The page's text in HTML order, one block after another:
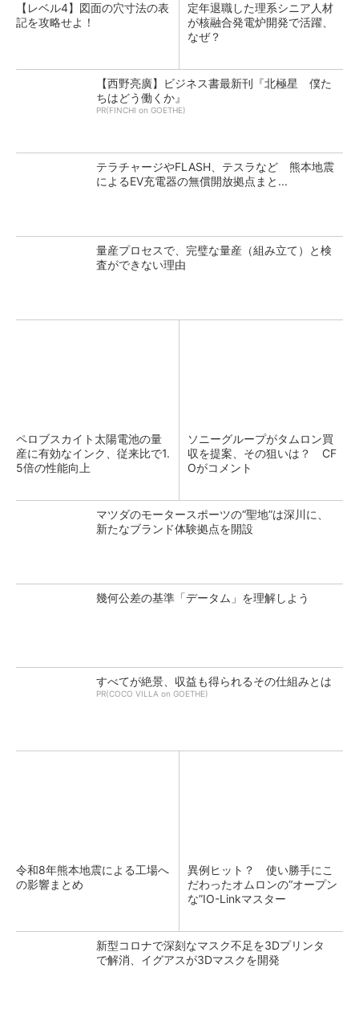
【レベル4】図面の穴寸法の表
記を攻略せよ！
定年退職した理系シニア人材
が核融合発電炉開発で活躍、
なぜ？
【西野亮廣】ビジネス書最新刊『北極星 僕た
ちはどう働くか』
PR(FINCHI on GOETHE)
テラチャージやFLASH、テスラなど 熊本地震
によるEV充電器の無償開放拠点まと...
量産プロセスで、完璧な量産（組み立て）と検
査ができない理由
ペロブスカイト太陽電池の量
産に有効なインク、従来比で1.
5倍の性能向上
ソニーグループがタムロン買
収を提案、その狙いは？ CF
Oがコメント
マツダのモータースポーツの“聖地”は深川に、
新たなブランド体験拠点を開設
幾何公差の基準「データム」を理解しよう
すべてが絶景、収益も得られるその仕組みとは
PR(COCO VILLA on GOETHE)
令和8年熊本地震による工場へ
の影響まとめ
異例ヒット？ 使い勝手にこ
だわったオムロンの“オープン
な”IO-Linkマスター
新型コロナで深刻なマスク不足を3Dプリンタ
で解消、イグアスが3Dマスクを開発